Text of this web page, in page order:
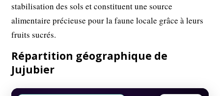
stabilisation des sols et constituent une source
alimentaire précieuse pour la faune locale grâce à leurs
fruits sucrés.
Répartition géographique de
Jujubier